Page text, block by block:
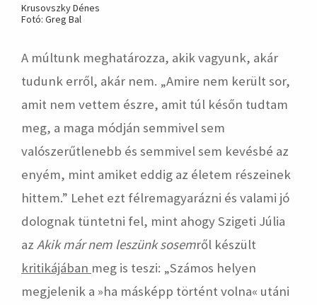
Krusovszky Dénes
Fotó: Greg Bal
A múltunk meghatározza, akik vagyunk, akár
tudunk erről, akár nem. „Amire nem került sor,
amit nem vettem észre, amit túl későn tudtam
meg, a maga módján semmivel sem
valószerűtlenebb és semmivel sem kevésbé az
enyém, mint amiket eddig az életem részeinek
hittem.” Lehet ezt félremagyarázni és valami jó
dolognak tüntetni fel, mint ahogy Szigeti Júlia
az Akik már nem leszünk sosemről készült
kritikájában meg is teszi: „Számos helyen
megjelenik a »ha másképp történt volna« utáni